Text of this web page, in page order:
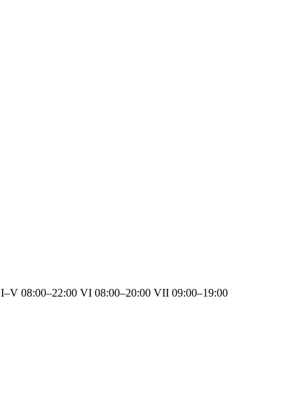
I–V 08:00–22:00 VI 08:00–20:00 VII 09:00–19:00